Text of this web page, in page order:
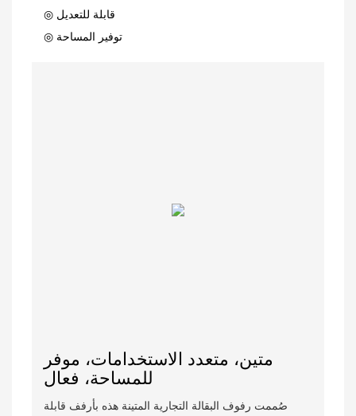
◎ قابلة للتعديل
◎ توفير المساحة
متين، متعدد الاستخدامات، موفر
للمساحة، فعال
صُممت رفوف البقالة التجارية المتينة هذه بأرفف قابلة